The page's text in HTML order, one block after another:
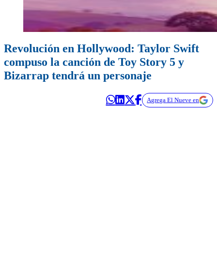
Revolución en Hollywood: Taylor Swift
compuso la canción de Toy Story 5 y
Bizarrap tendrá un personaje
Agrega El Nueve en